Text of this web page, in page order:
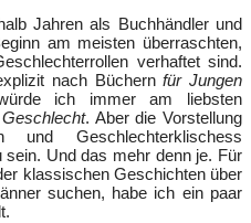
Jahren als Buchhändler und
am meisten überraschten,
verhaftet sind.
nach Büchernfür Jungen
ich immer am liebsten
. Aber die Vorstellung
und Geschlechterklischess
Und das mehr denn je. Für
klassischen Geschichten über
suchen, habe ich ein paar